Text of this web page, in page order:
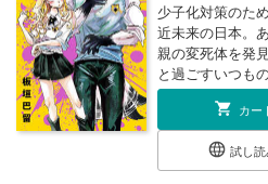
少子化対策のた
近未来の日本。
親の変死体を発
と過ごすいつも
は世界で一番人
ルのタイカに疑
間を殺したペッ
になっているの
好きなタイカま
カー
試し